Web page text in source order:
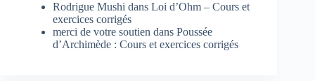
Rodrigue Mushi dans Loi d’Ohm – Cours et
exercices corrigés
merci de votre soutien dans Poussée
d’Archimède : Cours et exercices corrigés